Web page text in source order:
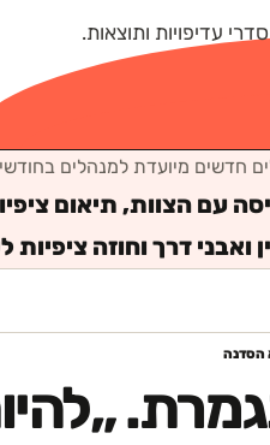
עדיפויות ותוצאות.
חדשים מיועדת למנהלים
עם הצוות, תיאום
ואבני דרך וחוזה
הסדנה
„